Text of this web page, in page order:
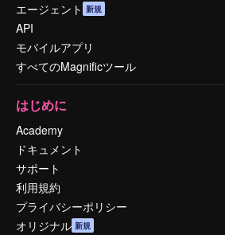
エージェント 新規
API
モバイルアプリ
すべてのMagnificツール
はじめに
Academy
ドキュメント
サポート
利用規約
プライバシーポリシー
オリジナル 新規